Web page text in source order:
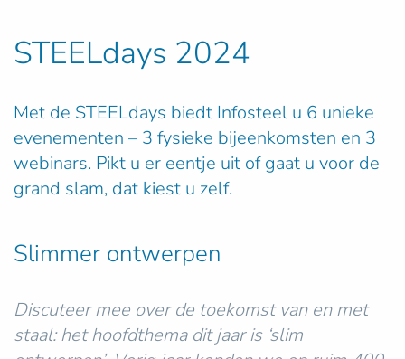
STEELdays 2024
Met de STEELdays biedt Infosteel u 6 unieke
evenementen – 3 fysieke bijeenkomsten en 3
webinars. Pikt u er eentje uit of gaat u voor de
grand slam, dat kiest u zelf.
Slimmer ontwerpen
Discuteer mee over de toekomst van en met
staal: het hoofdthema dit jaar is ‘slim